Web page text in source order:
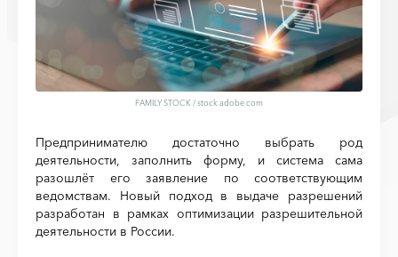
FAMILY STOCK/stock.adobe.com
Предпринимателю достаточно выбрать род
деятельности, заполнить форму, и система сама
разошлёт его заявление по соответствующим
ведомствам. Новый подход в выдаче разрешений
разработан в рамках оптимизации разрешительной
деятельности в России.